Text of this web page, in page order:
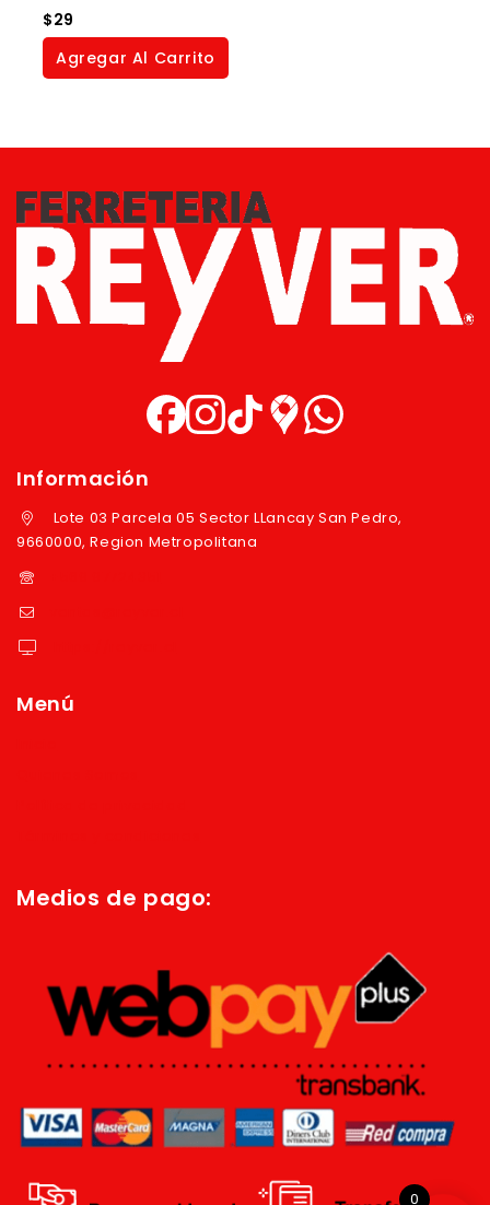
0
out
of
$29
Agregar Al Carrito
Información
Lote 03 Parcela 05 Sector LLancay San Pedro,
9660000, Region Metropolitana
Menú
Medios de pago:
0